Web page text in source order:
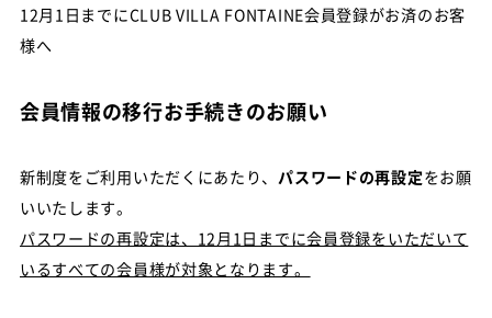
12月1日までにCLUB VILLA FONTAINE会員登録がお済のお客
様へ
会員情報の移行お手続きのお願い
新制度をご利用いただくにあたり、パスワードの再設定をお願
いいたします。
パスワードの再設定は、12月1日までに会員登録をいただいて
いるすべての会員様が対象となります。